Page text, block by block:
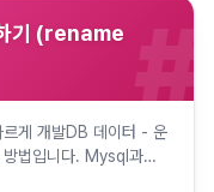
기 (rename #
게 개발DB 데이터 - 운
방법입니다. Mysql과